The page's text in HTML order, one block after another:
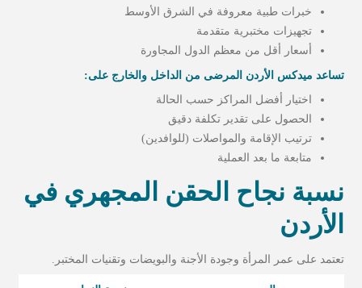
خبرات طبية معروفة في الشرق الأوسط
تجهيزات مختبرية متقدمة
أسعار أقل من معظم الدول المجاورة
تساعد ميدكس الأردن المرضى من الداخل والخارج على:
اختيار أفضل المراكز حسب الحالة
الحصول على تقدير تكلفة دقيق
ترتيب الإقامة والمواصلات (للوافدين)
متابعة ما بعد العملية
نسبة نجاح الحقن المجهري في
الأردن
تعتمد على عمر المرأة وجودة الأجنة والبويضات وتقنيات المختبر.